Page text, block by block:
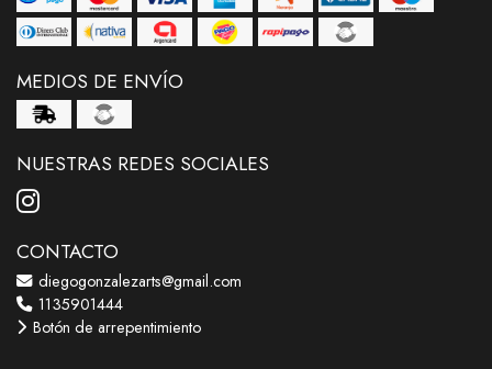
MEDIOS DE ENVÍO
NUESTRAS REDES SOCIALES
CONTACTO
diegogonzalezarts@gmail.com
1135901444
Botón de arrepentimiento